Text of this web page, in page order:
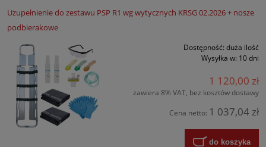
Uzupełnienie do zestawu PSP R1 wg wytycznych KRSG 02.2026 + nosze
podbierakowe
Dostępność: duża ilość
Wysyłka w: 10 dni
1 120,00 zł
zawiera 8% VAT, bez kosztów dostawy
Cena netto: 1 037,04 zł
do koszyka